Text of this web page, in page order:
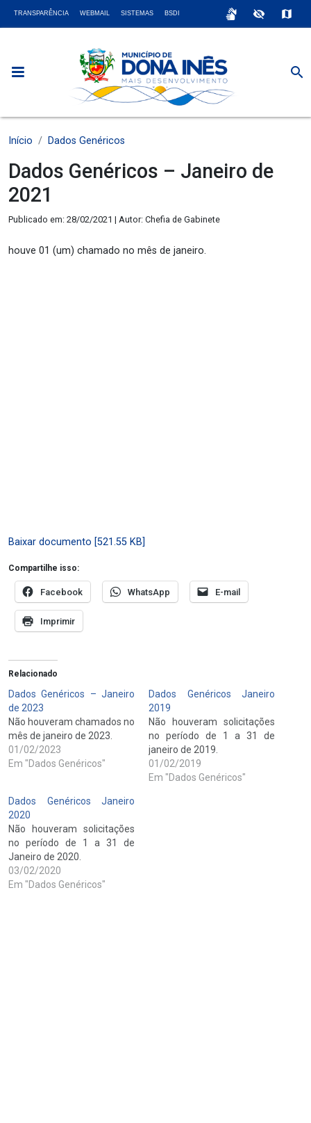
TRANSPARÊNCIA WEBMAIL SISTEMAS BSDI sign_language visibility_off map
search
Início Dados Genéricos
Dados Genéricos – Janeiro de
2021
Publicado em: 28/02/2021 | Autor: Chefia de Gabinete
houve 01 (um) chamado no mês de janeiro.
Baixar documento [521.55 KB]
Compartilhe isso:
Facebook WhatsApp E-mail
Imprimir
Relacionado
Dados Genéricos – Janeiro
de 2023
Não houveram chamados no
mês de janeiro de 2023.
01/02/2023
Em "Dados Genéricos"
Dados Genéricos Janeiro
2019
Não houveram solicitações
no período de 1 a 31 de
janeiro de 2019.
01/02/2019
Em "Dados Genéricos"
Dados Genéricos Janeiro
2020
Não houveram solicitações
no período de 1 a 31 de
Janeiro de 2020.
03/02/2020
Em "Dados Genéricos"